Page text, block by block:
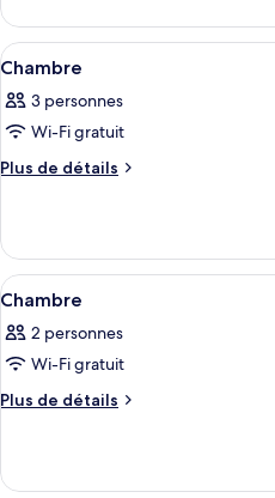
de
chambre :
Chambre
Chambre
Afficher
toutes
les
photos
pour
de
chambre :
Chambre
6
Chambre
3 personnes
Wi-Fi gratuit
Plus de détails
Plus
Chambre
Afficher
toutes
les
photos
pour
de
10
Chambre
2 personnes
Wi-Fi gratuit
Plus de détails
Plus
Chambre